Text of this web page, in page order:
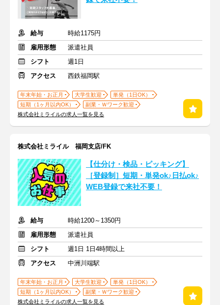
給与
時給1175円
雇用形態
派遣社員
シフト
週1日
アクセス
西鉄福岡駅
年末年始・お正月 大学生歓迎
単発（1日OK）
短期（1ヶ月以内OK）
副業・Ｗワーク歓迎
株式会社ミライルの求人一覧を見る
株式会社ミライル 福岡支店/FK
【仕分け・検品・ピッキング】
［登録制］短期・単発ok♪日払ok♪
WEB登録で来社不要！
給与
時給1200～1350円
雇用形態
派遣社員
シフト
週1日 1日4時間以上
アクセス
中洲川端駅
年末年始・お正月 大学生歓迎
単発（1日OK）
短期（1ヶ月以内OK）
副業・Ｗワーク歓迎
株式会社ミライルの求人一覧を見る